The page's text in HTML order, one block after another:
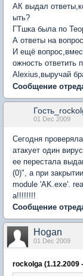
АК выдал
ыть?
ГТшка была по
А ответы на
И ещё
ожность ответить
Alexius,выручай
Сообщение
01 Dec 2009
Сегодня
атакует один
ее перестала
(0)", а при
module 'AK.exe'.
а!!!!!!!!
Сообщение
Hogan
01 Dec 2009
rockolga (1.12.2009